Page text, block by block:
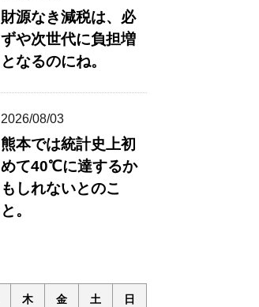
財源なき減税は、必
ずや次世代に負担増
となるのにね。
2026/08/03
熊本では統計史上初
めて40℃に達するか
もしれないとのこ
と。
木 金 土 日